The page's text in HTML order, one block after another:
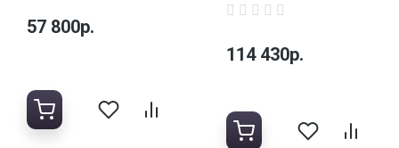
57 800р.
114 430р.